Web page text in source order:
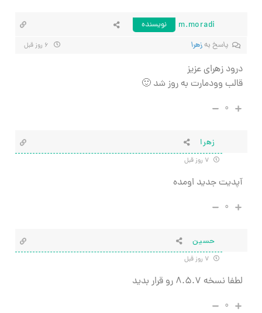
m.moradi
نویسنده
پاسخ بهزهرا
درود زهرای عزیز
قالب وودمارت به روز شد 🙂
۰
زهرا
آپدیت جدید اومده
۰
حسین
لطفا نسخه ۸.۵.۷ رو قرار بدید
۰